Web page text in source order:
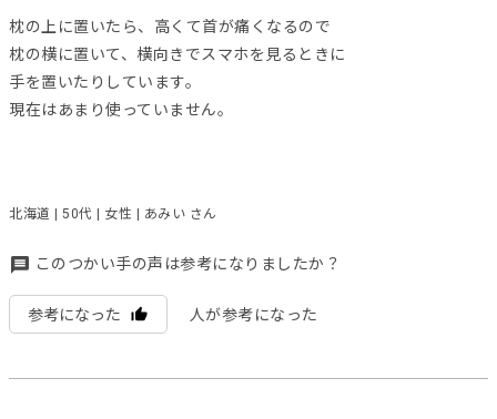
枕の上に置いたら、高くて首が痛くなるので
枕の横に置いて、横向きでスマホを見るときに
手を置いたりしています。
現在はあまり使っていません。
北海道 | 50代 | 女性 | あみい さん
このつかい手の声は参考になりましたか？
参考になった 人が参考になった